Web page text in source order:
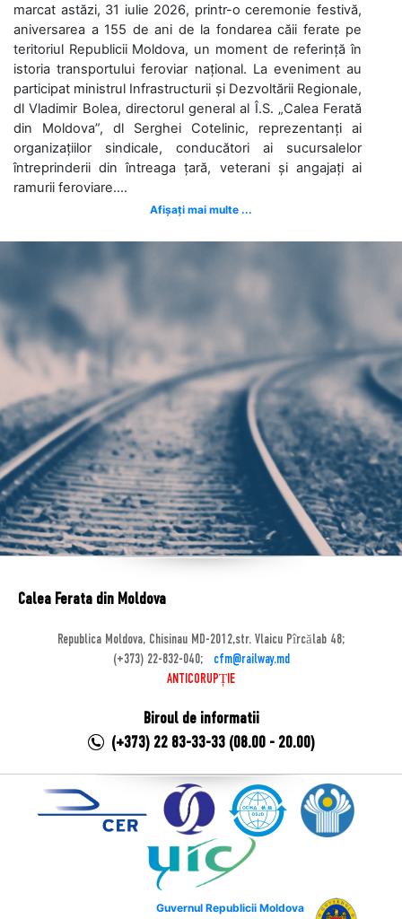
marcat astăzi, 31 iulie 2026, printr-o ceremonie festivă,
aniversarea a 155 de ani de la fondarea căii ferate pe
teritoriul Republicii Moldova, un moment de referință în
istoria transportului feroviar național. La eveniment au
participat ministrul Infrastructurii și Dezvoltării Regionale,
dl Vladimir Bolea, directorul general al Î.S. „Calea Ferată
din Moldova”, dl Serghei Cotelinic, reprezentanți ai
organizațiilor sindicale, conducători ai sucursalelor
întreprinderii din întreaga țară, veterani și angajați ai
ramurii feroviare....
Afișați mai multe ...
Calea Ferata din Moldova
Republica Moldova, Chisinau MD-2012,str. Vlaicu Pîrcălab 48;
(+373) 22-832-040;
cfm@railway.md
ANTICORUPȚIE
Biroul de informatii
(+373) 22 83-33-33 (08.00 - 20.00)
Guvernul Republicii Moldova